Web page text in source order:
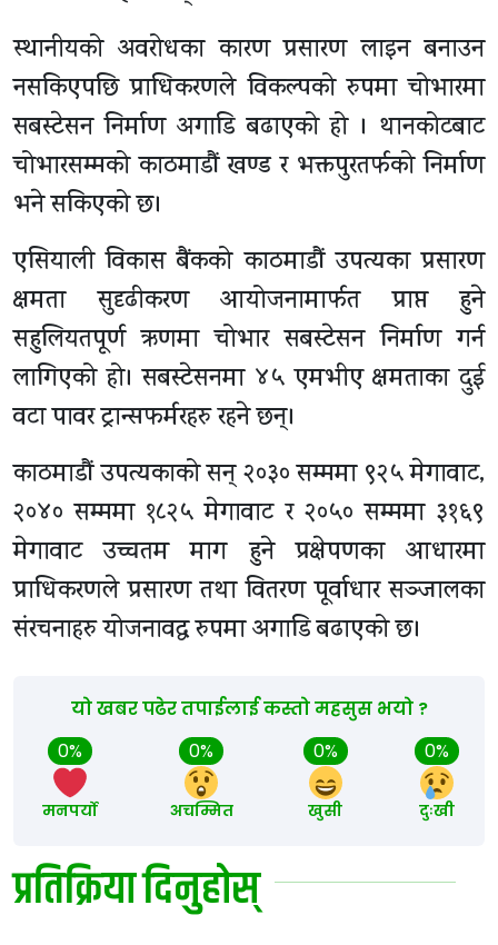
स्थानीयको अवरोधका कारण प्रसारण लाइन बनाउन
नसकिएपछि प्राधिकरणले विकल्पको रुपमा चोभारमा
सबस्टेसन निर्माण अगाडि बढाएको हो । थानकोटबाट
चोभारसम्मको काठमाडौं खण्ड र भक्तपुरतर्फको निर्माण
भने सकिएको छ।
एसियाली विकास बैंकको काठमाडौं उपत्यका प्रसारण
क्षमता सुदृढीकरण आयोजनामार्फत प्राप्त हुने
सहुलियतपूर्ण ऋणमा चोभार सबस्टेसन निर्माण गर्न
लागिएको हो। सबस्टेसनमा ४५ एमभीए क्षमताका दुई
वटा पावर ट्रान्सफर्मरहरु रहने छन्।
काठमाडौं उपत्यकाको सन् २०३० सम्ममा ९२५ मेगावाट,
२०४० सम्ममा १८२५ मेगावाट र २०५० सम्ममा ३१६९
मेगावाट उच्चतम माग हुने प्रक्षेपणका आधारमा
प्राधिकरणले प्रसारण तथा वितरण पूर्वाधार सञ्जालका
संरचनाहरु योजनावद्ध रुपमा अगाडि बढाएको छ।
यो खबर पढेर तपाईलाई कस्तो महसुस भयो ?
0%
मनपर्यो
0%
अचम्मित
0%
खुसी
0%
दुःखी
प्रतिक्रिया दिनुहोस्